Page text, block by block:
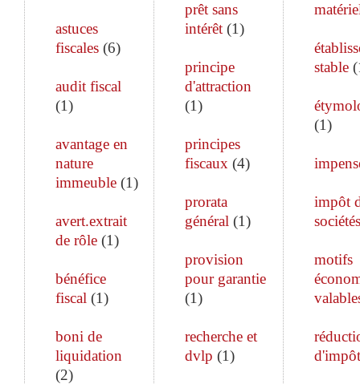
astuces
fiscales (6)
audit fiscal
(1)
avantage en
nature
immeuble (1)
avert.extrait
de rôle (1)
bénéfice
fiscal (1)
boni de
liquidation
(2)
prêt sans
intérêt(1)
principe
d'attraction
(1)
principes
fiscaux (4)
prorata
général (1)
provision
pour garantie
(1)
recherche et
dvlp (1)
stable(
(1)
impôt
sociétés
motifs
d'impôt